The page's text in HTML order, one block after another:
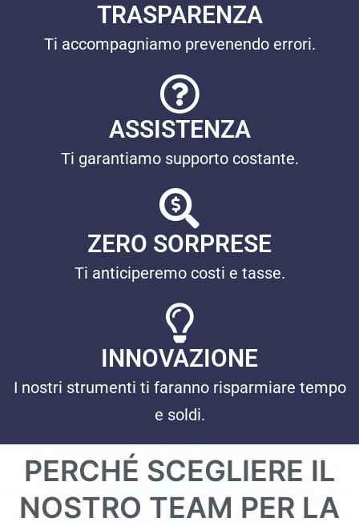
TRASPARENZA
Ti accompagniamo prevenendo errori.
ASSISTENZA
Ti garantiamo supporto costante.
ZERO SORPRESE
Ti anticiperemo costi e tasse.
INNOVAZIONE
I nostri strumenti ti faranno risparmiare tempo
e soldi.
PERCHÉ SCEGLIERE IL
NOSTRO TEAM PER LA